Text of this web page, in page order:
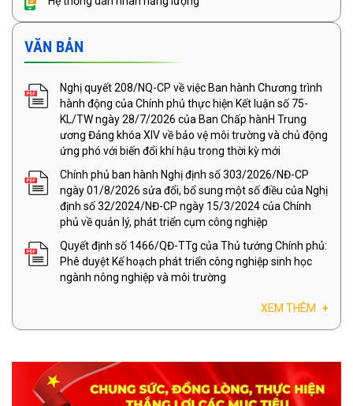
VĂN BẢN
Nghị quyết 208/NQ-CP về việc Ban hành Chương trình
hành động của Chính phủ thực hiện Kết luận số 75-
KL/TW ngày 28/7/2026 của Ban Chấp hànH Trung
ương Đảng khóa XIV về bảo vệ môi trường và chủ động
ứng phó với biến đổi khí hậu trong thời kỳ mới
Chính phủ ban hành Nghị định số 303/2026/NĐ-CP
ngày 01/8/2026 sửa đổi, bổ sung một số điều của Nghị
định số 32/2024/NĐ-CP ngày 15/3/2024 của Chính
phủ về quản lý, phát triển cụm công nghiệp
Quyết định số 1466/QĐ-TTg của Thủ tướng Chính phủ:
Phê duyệt Kế hoạch phát triển công nghiệp sinh học
ngành nông nghiệp và môi trường
XEM THÊM +